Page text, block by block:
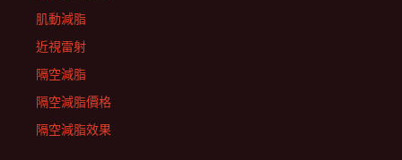
肌動減脂
近視雷射
隔空減脂
隔空減脂價格
隔空減脂效果